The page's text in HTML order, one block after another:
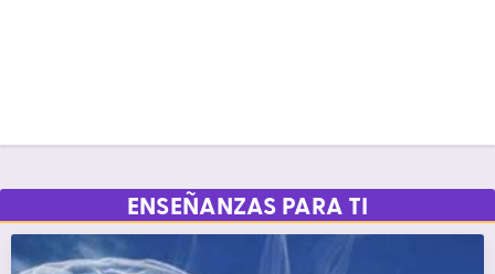
ENSEÑANZAS PARA TI